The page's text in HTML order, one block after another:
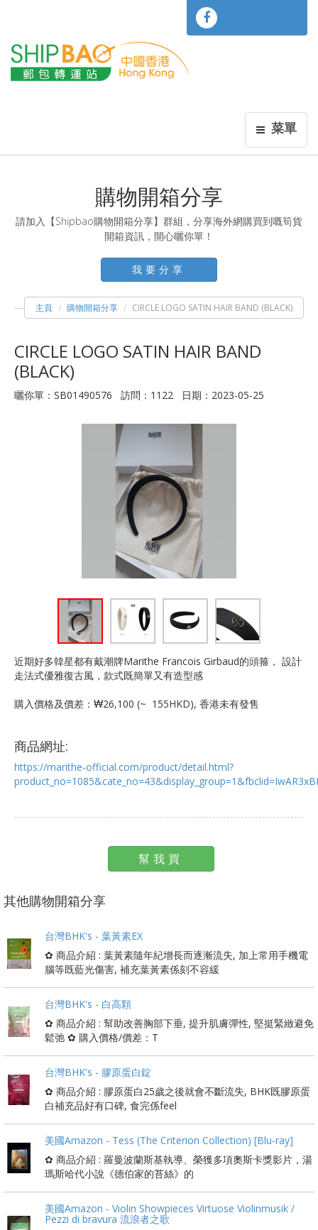
菜單
購物開箱分享
請加入【Shipbao購物開箱分享】群組，分享海外網購買到嘅筍貨
開箱資訊，開心曬你單！
我要分享
主頁 購物開箱分享 CIRCLE LOGO SATIN HAIR BAND (BLACK)
CIRCLE LOGO SATIN HAIR BAND
(BLACK)
曬你單：SB01490576 訪問：1122 日期：2023-05-25
近期好多韓星都有戴潮牌Marithe Francois Girbaud的頭箍， 設計
走法式優雅復古風，款式既簡單又有造型感
購入價格及價差：₩26,100 (~ 155HKD), 香港未有發售
商品網址:
https://marithe-official.com/product/detail.html?
幫我買
其他購物開箱分享
台灣BHK's - 葉黃素EX
✿ 商品介紹 : 葉黃素隨年紀增長而逐漸流失, 加上常用手機電
腦等既藍光傷害, 補充葉黃素係刻不容緩
台灣BHK's - 白高顆
✿ 商品介紹 : 幫助改善胸部下垂, 提升肌膚彈性, 堅挺緊緻避免
鬆弛 ✿ 購入價格/價差：T
台灣BHK's - 膠原蛋白錠
✿ 商品介紹 : 膠原蛋白25歲之後就會不斷流失, BHK既膠原蛋
白補充品好有口碑, 食完係feel
美國Amazon - Tess (The Criterion Collection) [Blu-ray]
✿ 商品介紹 : 羅曼波蘭斯基執導、榮獲多項奧斯卡獎影片，湯
瑪斯哈代小說《德伯家的苔絲》的
美國Amazon - Violin Showpieces Virtuose Violinmusik /
Pezzi di bravura 流浪者之歌